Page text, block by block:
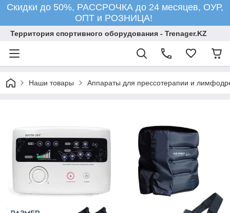
Скидки до 50%, РАССРОЧКА до 24 месяцев, ОУР,
ОПТ и РОЗНИЦА!
Территория спортивного оборудования - Trenager.KZ
Наши товары Аппараты для прессотерапии и